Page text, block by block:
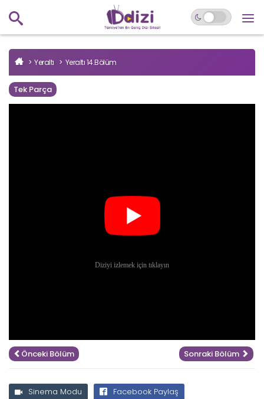
Yeraltı Yeraltı 14.Bölüm
Tek Parça
Önceki Bölüm Sonraki Bölüm
Sinema Modu Facebook Paylaş